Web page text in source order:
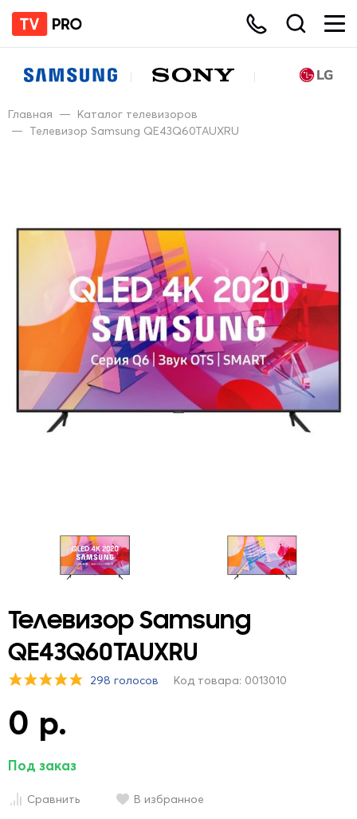
Главная — Каталог телевизоров
— Телевизор Samsung QE43Q60TAUXRU
Телевизор Samsung
QE43Q60TAUXRU
298 голосов Код товара: 0013010
0 р.
Под заказ
Сравнить В избранное